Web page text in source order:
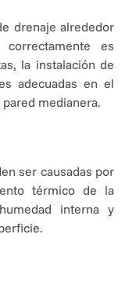
drenaje alrededor
es
la instalación de
adecuadas en el
medianera.
ser causadas por
térmico de la
interna y